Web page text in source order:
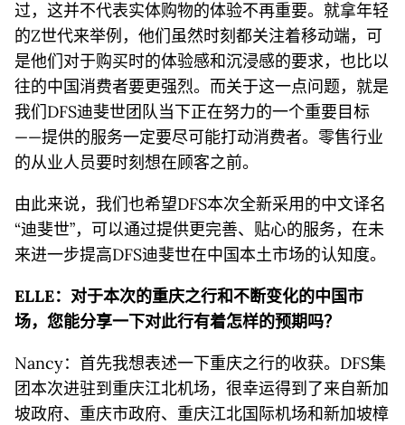
过，这并不代表实体购物的体验不再重要。就拿年轻
的Z世代来举例，他们虽然时刻都关注着移动端，可
是他们对于购买时的体验感和沉浸感的要求，也比以
往的中国消费者要更强烈。而关于这一点问题，就是
我们DFS迪斐世团队当下正在努力的一个重要目标
——提供的服务一定要尽可能打动消费者。零售行业
的从业人员要时刻想在顾客之前。
由此来说，我们也希望DFS本次全新采用的中文译名
“迪斐世”，可以通过提供更完善、贴心的服务，在未
来进一步提高DFS迪斐世在中国本土市场的认知度。
ELLE：对于本次的重庆之行和不断变化的中国市
场，您能分享一下对此行有着怎样的预期吗？
Nancy：首先我想表述一下重庆之行的收获。DFS集
团本次进驻到重庆江北机场，很幸运得到了来自新加
坡政府、重庆市政府、重庆江北国际机场和新加坡樟